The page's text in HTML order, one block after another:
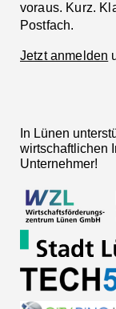
voraus. Kurz.
Postfach.
Jetzt anmelden
In Lünen
wirtschaftlichen
Unternehmer!